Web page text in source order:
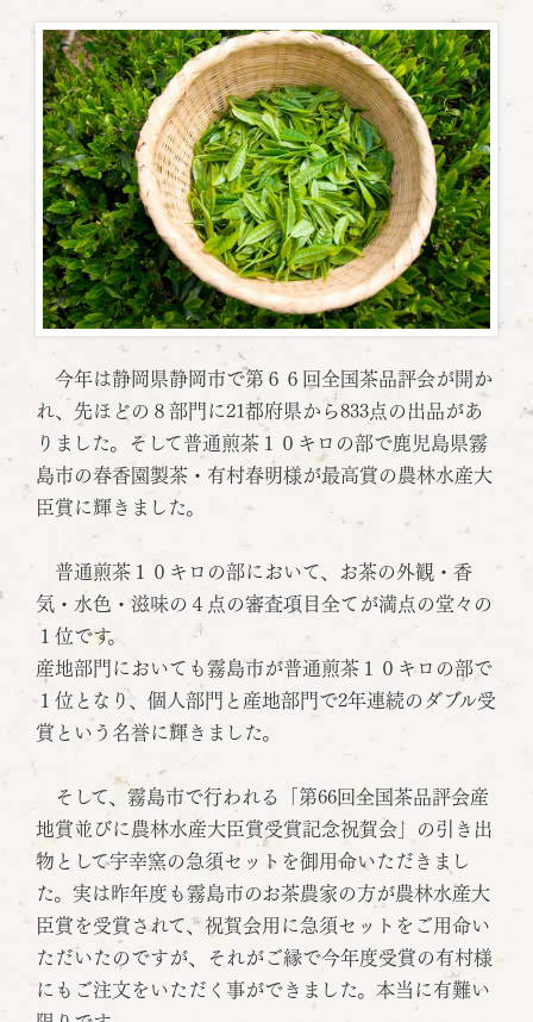
今年は静岡県静岡市で第６６回全国茶品評会が開か
れ、先ほどの８部門に21都府県から833点の出品があ
りました。そして普通煎茶１０キロの部で鹿児島県霧
島市の春香園製茶・有村春明様が最高賞の農林水産大
臣賞に輝きました。
普通煎茶１０キロの部において、お茶の外観・香
気・水色・滋味の４点の審査項目全てが満点の堂々の
１位です。
産地部門においても霧島市が普通煎茶１０キロの部で
１位となり、個人部門と産地部門で2年連続のダブル受
賞という名誉に輝きました。
そして、霧島市で行われる「第66回全国茶品評会産
地賞並びに農林水産大臣賞受賞記念祝賀会」の引き出
物として宇幸窯の急須セットを御用命いただきまし
た。実は昨年度も霧島市のお茶農家の方が農林水産大
臣賞を受賞されて、祝賀会用に急須セットをご用命い
ただいたのですが、それがご縁で今年度受賞の有村様
にもご注文をいただく事ができました。本当に有難い